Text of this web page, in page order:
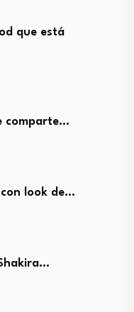
que está
comparte…
con look de…